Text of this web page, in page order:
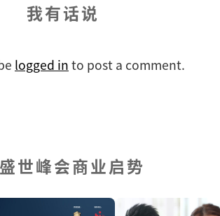
我有话说
logged in to post a comment.
世峰会商业启势